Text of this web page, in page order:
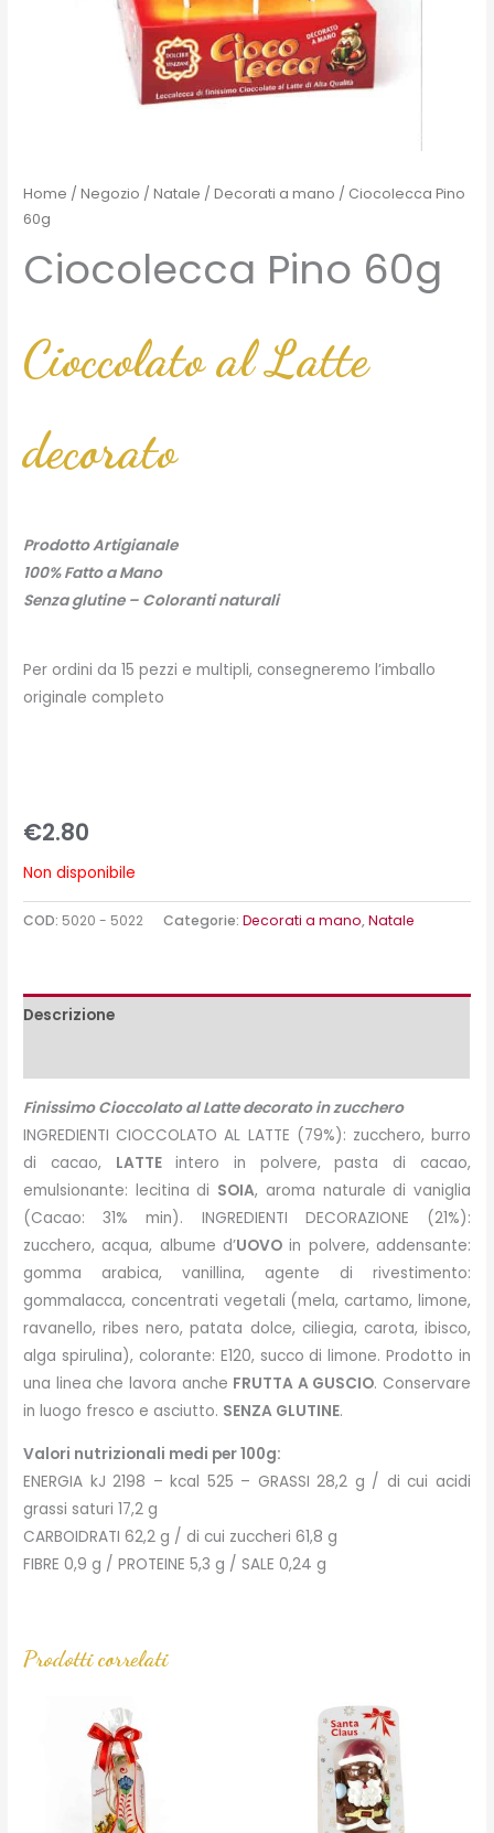
Home /Negozio /Natale /Decorati a mano / Ciocolecca Pino
60g
Ciocolecca Pino 60g
Cioccolato al Latte
decorato
Prodotto Artigianale
100% Fatto a Mano
Senza glutine – Coloranti naturali
Per ordini da 15 pezzi e multipli, consegneremo l’imballo
originale completo
€2.80
Non disponibile
COD: 5020 - 5022 Categorie:Decorati a mano,Natale
Descrizione
Finissimo Cioccolato al Latte decorato in zucchero
INGREDIENTI CIOCCOLATO AL LATTE (79%): zucchero, burro
di cacao, LATTEintero in polvere, pasta di cacao,
emulsionante: lecitina di SOIA, aroma naturale di vaniglia
(Cacao: 31% min). INGREDIENTI DECORAZIONE (21%):
zucchero, acqua, albume d’UOVO in polvere, addensante:
gomma arabica, vanillina, agente di rivestimento:
gommalacca, concentrati vegetali (mela, cartamo, limone,
ravanello, ribes nero, patata dolce, ciliegia, carota, ibisco,
alga spirulina), colorante: E120, succo di limone. Prodotto in
una linea che lavora anche FRUTTA A GUSCIO. Conservare
in luogo fresco e asciutto. SENZA GLUTINE.
Valori nutrizionali medi per 100g:
ENERGIA kJ 2198 – kcal 525 – GRASSI 28,2 g / di cui acidi
grassi saturi 17,2 g
CARBOIDRATI 62,2 g / di cui zuccheri 61,8 g
FIBRE 0,9 g / PROTEINE 5,3 g / SALE 0,24 g
Prodotti correlati